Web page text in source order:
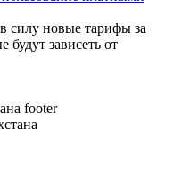
силу новые тарифы за
будут зависеть от